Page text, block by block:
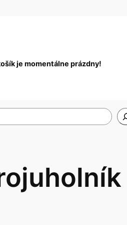
je momentálne prázdny!